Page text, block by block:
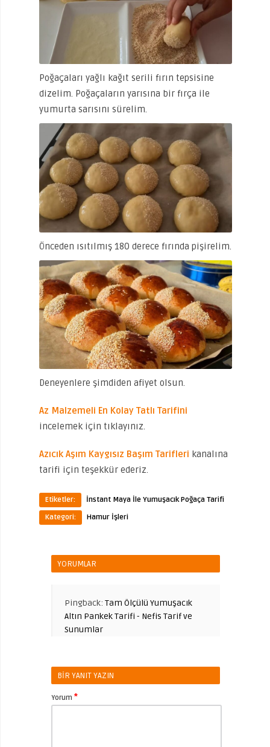
Poğaçaları yağlı kağıt serili fırın tepsisine
dizelim. Poğaçaların yarısına bir fırça ile
yumurta sarısını sürelim.
Önceden ısıtılmış 180 derece fırında pişirelim.
Deneyenlere şimdiden afiyet olsun.
Az Malzemeli En Kolay Tatlı Tarifini
incelemek için tıklayınız.
Azıcık Aşım Kaygısız Başım Tarifleri kanalına
tarifi için teşekkür ederiz.
Etiketler:
İnstant Maya İle Yumuşacık Poğaça Tarifi
Kategori:
Hamur İşleri
YORUMLAR
Pingback: Tam Ölçülü Yumuşacık
Altın Pankek Tarifi - Nefis Tarif ve
Sunumlar
BIR YANIT YAZIN
Yorum *